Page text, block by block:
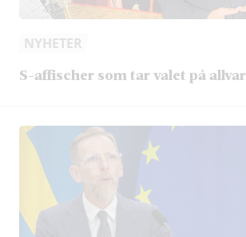
NYHETER
S-affischer som tar valet på allvar